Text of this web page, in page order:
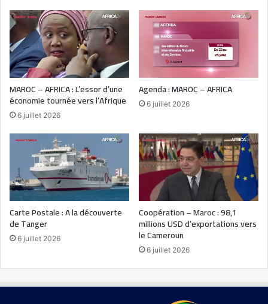
MAROC – AFRICA : L’essor d’une
économie tournée vers l’Afrique
6 juillet 2026
Agenda : MAROC – AFRICA
6 juillet 2026
Carte Postale : A la découverte
de Tanger
6 juillet 2026
Coopération – Maroc : 98,1
millions USD d’exportations vers
le Cameroun
6 juillet 2026